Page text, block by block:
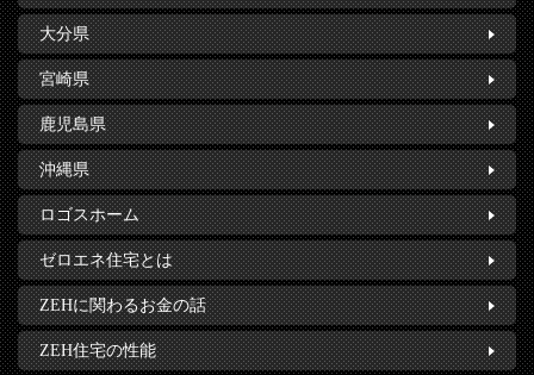
大分県
宮崎県
鹿児島県
沖縄県
ロゴスホーム
ゼロエネ住宅とは
ZEHに関わるお金の話
ZEH住宅の性能